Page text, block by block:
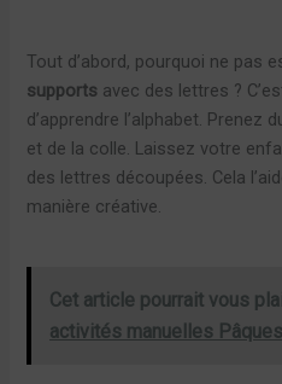
Tout d’abord, pourquoi ne pas
supports avec des lettres ?
d’apprendre l’alphabet. Prenez
et de la colle. Laissez votre
des lettres découpées. Cela
manière créative.
Cet article pourrait vous
activités manuelles